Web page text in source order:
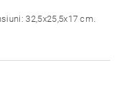
32,5x25,5x17 cm.